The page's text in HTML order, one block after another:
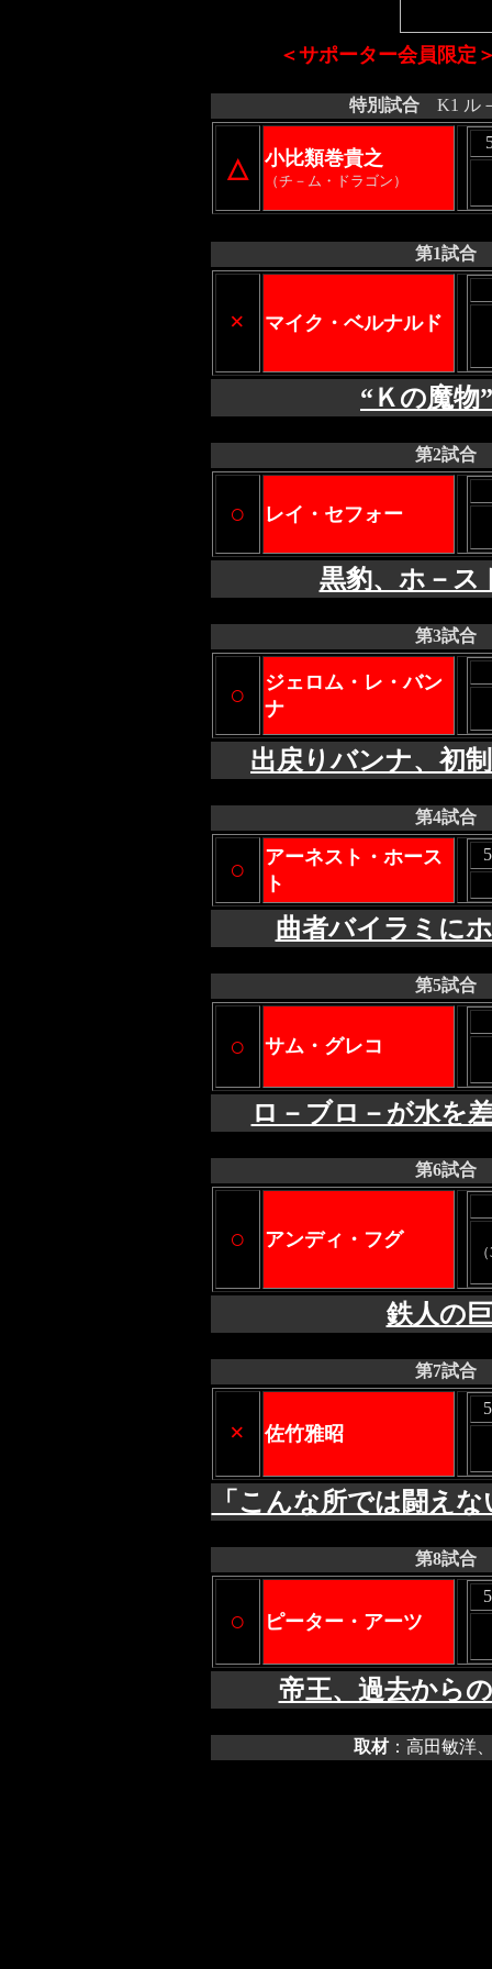
＜サポーター会員限定
特別試合 K1 ル
△ 小比類巻貴之
（チ－ム・ドラゴン）
第1試合
× マイク・ベルナルド
“Ｋの魔物
第2試合
○ レイ・セフォー
黒豹、ホ－ス
第3試合
○
ジェロム・レ・バン
ナ
出戻りバンナ、初
第4試合
○
アーネスト・ホース
ト
曲者バイラミに
第5試合
○ サム・グレコ
ロ－ブロ－が水を
第6試合
○ アンディ・フグ
鉄人の
第7試合
× 佐竹雅昭
「こんな所では闘え
第8試合
○ ピーター・アーツ
帝王、過去から
取材：高田敏洋